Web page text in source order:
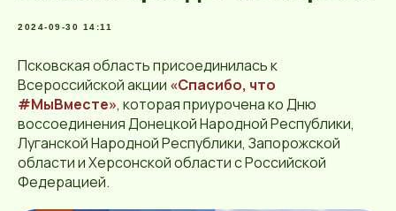
2024-09-30 14:11
Псковская область присоединилась к
Всероссийской акции «Спасибо, что
#МыВместе», которая приурочена ко Дню
воссоединения Донецкой Народной Республики,
Луганской Народной Республики, Запорожской
области и Херсонской области с Российской
Федерацией.